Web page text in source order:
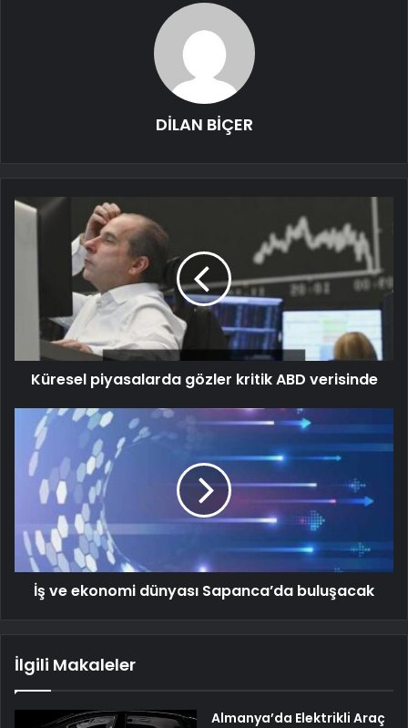
DİLAN BİÇER
Küresel piyasalarda gözler kritik ABD verisinde
İş ve ekonomi dünyası Sapanca’da buluşacak
İlgili Makaleler
Almanya’da Elektrikli Araç